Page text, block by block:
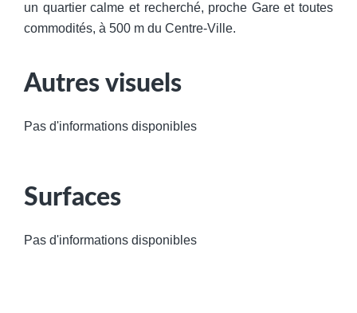
un quartier calme et recherché, proche Gare et toutes
commodités, à 500 m du Centre-Ville.
Autres visuels
Pas d'informations disponibles
Surfaces
Pas d'informations disponibles